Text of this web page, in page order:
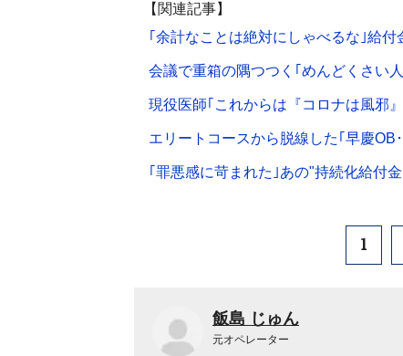
【関連記事】
｢余計なことは絶対にしゃべるな｣給
会議で重箱の隅つつく｢めんどくさい
現役医師｢これからは『コロナは風邪
エリートコースから脱線した｢早慶OB
｢罪悪感に苛まれた｣あの"持続化給付
1
飯島 じゅん
元オペレーター